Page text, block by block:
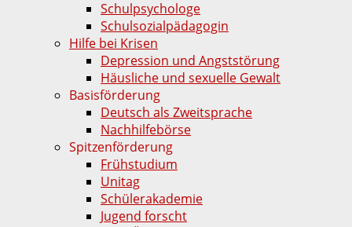
Schulpsychologe
Schulsozialpädagogin
Hilfe bei Krisen
Depression und Angststörung
Häusliche und sexuelle Gewalt
Basisförderung
Deutsch als Zweitsprache
Nachhilfebörse
Spitzenförderung
Frühstudium
Unitag
Schülerakademie
Jugend forscht